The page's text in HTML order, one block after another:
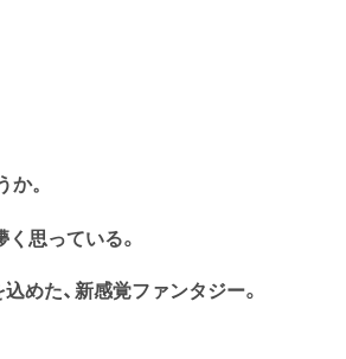
。
思っている。
めた、新感覚ファンタジー。